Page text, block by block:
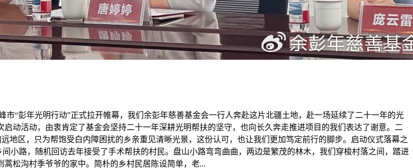
“彭年光明行动”正式拉开帷幕，我们余彭年慈善基金会一行人奔赴这片北疆土地，赴一场延续了二十一年的光
动活动，由衷肯定了基金会坚持二十一年深耕光明帮扶的坚守，也向长久奔走推进项目的我们表达了谢意。二
地区，只为帮饱受白内障困扰的乡亲重见清晰光景，这份认可，也让我们更加笃定前行的脚步。启动仪式落幕之
小路，随机回访去年接受了手术帮扶的村民。盘山小路弯弯曲曲，两边是繁茂的林木，我们穿梭村落之间，踏进
松沟村季爷爷的家中。简朴的乡村民居陈设简单，老...